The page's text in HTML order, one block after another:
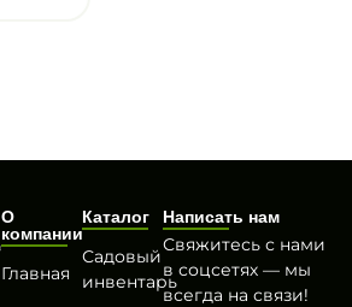
О
компании
Главная
Каталог
Садовый
инвентарь
Написать нам
Свяжитесь с нами
в соцсетях — мы
всегда на связи!